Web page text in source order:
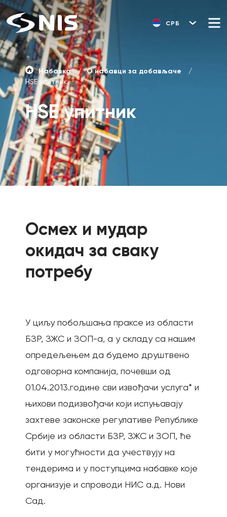
СРБ
Набавка О набавци за добављаче
HSE упитник
HSE упитник
Осмех и мудар
окидач за сваку
потребу
У циљу побољшања праксе из области
БЗР, ЗЖС и ЗОП-а, а у складу са нашим
опредељењем да будемо друштвено
одговорна компанија, почевши од
01.04.2013.године сви извођачи услуга* и
њихови подизвођачи који испуњавају
захтеве законске регулативе Републике
Србије из области БЗР, ЗЖС и ЗОП, ће
бити у могућности да учествују на
тендерима и у поступцима набавке које
организује и спроводи НИС а.д. Нови
Сад.